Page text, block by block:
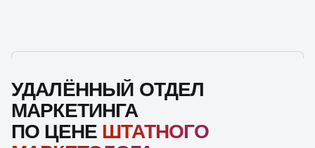
УДАЛЁННЫЙ ОТДЕЛ
МАРКЕТИНГА
ПО ЦЕНЕ ШТАТНОГО